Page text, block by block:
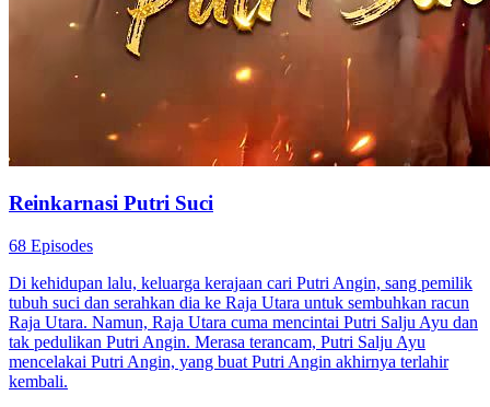
Reinkarnasi Putri Suci
68 Episodes
Di kehidupan lalu, keluarga kerajaan cari Putri Angin, sang pemilik
tubuh suci dan serahkan dia ke Raja Utara untuk sembuhkan racun
Raja Utara. Namun, Raja Utara cuma mencintai Putri Salju Ayu dan
tak pedulikan Putri Angin. Merasa terancam, Putri Salju Ayu
mencelakai Putri Angin, yang buat Putri Angin akhirnya terlahir
kembali.